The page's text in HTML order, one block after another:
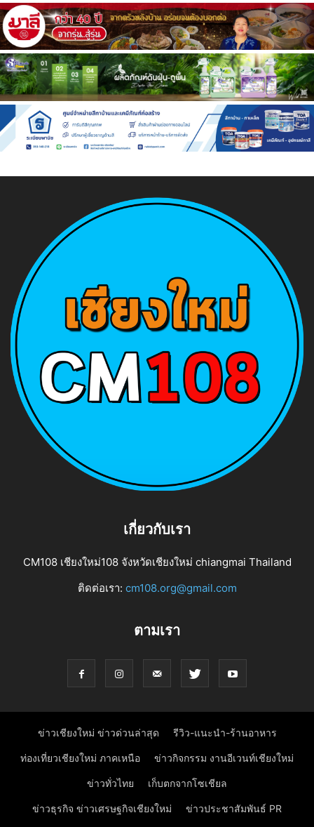
เกี่ยวกับเรา
CM108 เชียงใหม่108 จังหวัดเชียงใหม่ chiangmai Thailand
ติดต่อเรา: cm108.org@gmail.com
ตามเรา
ข่าวเชียงใหม่ ข่าวด่วนล่าสุด รีวิว-แนะนำ-ร้านอาหาร
ท่องเที่ยวเชียงใหม่ ภาคเหนือ ข่าวกิจกรรม งานอีเวนท์เชียงใหม่
ข่าวทั่วไทย เก็บตกจากโซเชียล
ข่าวธุรกิจ ข่าวเศรษฐกิจเชียงใหม่ ข่าวประชาสัมพันธ์ PR